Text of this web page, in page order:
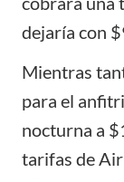
dejaría con
Mientras
para el
nocturna a
tarifas de